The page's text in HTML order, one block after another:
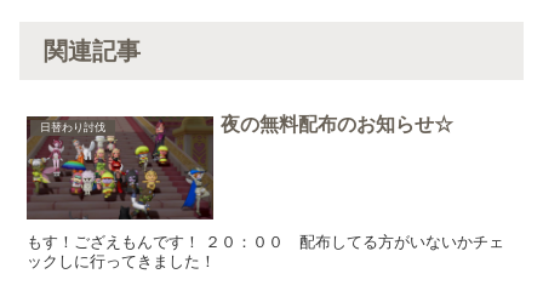
関連記事
日替わり討伐 夜の無料配布のお知らせ☆
もす！ござえもんです！ ２０：００ 配布してる方がいないかチェ
ックしに行ってきました！